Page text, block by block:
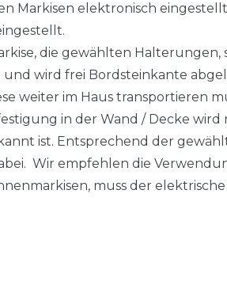
Markisen elektronisch
die gewählten Halterungen,
wird frei Bordsteinkante
weiter im Haus transportieren
in der Wand / Decke
ist. Entsprechend der
Wir empfehlen die
muss der elektrische